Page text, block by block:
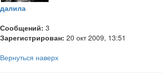
далила
Сообщений: 3
Зарегистрирован: 20 окт 2009, 13:51
Вернуться наверх